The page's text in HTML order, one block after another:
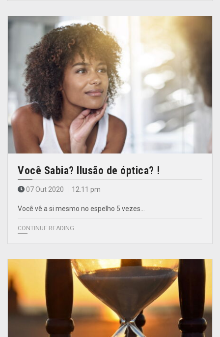
Você Sabia? Ilusão de óptica? !
07 Out 2020 12.11 pm
Você vê a si mesmo no espelho 5 vezes…
CONTINUE READING